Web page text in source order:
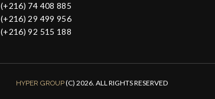
(+216) 74 408 885
(+216) 29 499 956
(+216) 92 515 188
HYPER GROUP(C) 2026. ALL RIGHTS RESERVED